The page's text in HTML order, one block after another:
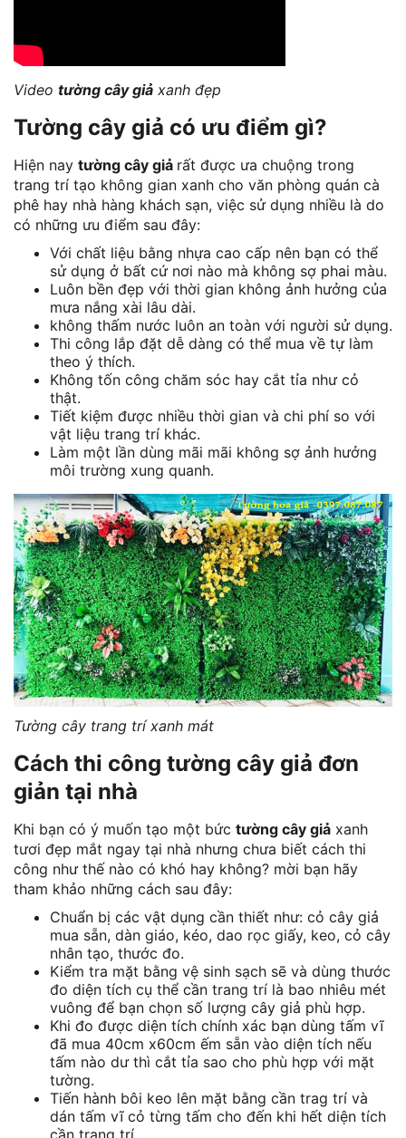
Video tường cây giả xanh đẹp
Tường cây giả có ưu điểm gì?
Hiện nay tường cây giả rất được ưa chuộng trong
trang trí tạo không gian xanh cho văn phòng quán cà
phê hay nhà hàng khách sạn, việc sử dụng nhiều là do
có những ưu điểm sau đây:
Với chất liệu bằng nhựa cao cấp nên bạn có thể
sử dụng ở bất cứ nơi nào mà không sợ phai màu.
Luôn bền đẹp với thời gian không ảnh hưởng của
mưa nắng xài lâu dài.
không thấm nước luôn an toàn với người sử dụng.
Thi công lắp đặt dễ dàng có thể mua về tự làm
theo ý thích.
Không tốn công chăm sóc hay cắt tỉa như cỏ
thật.
Tiết kiệm được nhiều thời gian và chi phí so với
vật liệu trang trí khác.
Làm một lần dùng mãi mãi không sợ ảnh hưởng
môi trường xung quanh.
Tường cây trang trí xanh mát
Cách thi công tường cây giả đơn
giản tại nhà
Khi bạn có ý muốn tạo một bức tường cây giả xanh
tươi đẹp mắt ngay tại nhà nhưng chưa biết cách thi
công như thế nào có khó hay không? mời bạn hãy
tham khảo những cách sau đây:
Chuẩn bị các vật dụng cần thiết như: cỏ cây giả
mua sẵn, dàn giáo, kéo, dao rọc giấy, keo, cỏ cây
nhân tạo, thước đo.
Kiểm tra mặt bằng vệ sinh sạch sẽ và dùng thước
đo diện tích cụ thể cần trang trí là bao nhiêu mét
vuông để bạn chọn số lượng cây giả phù hợp.
Khi đo được diện tích chính xác bạn dùng tấm vĩ
đã mua 40cm x60cm ếm sẵn vào diện tích nếu
tấm nào dư thì cắt tỉa sao cho phù hợp với mặt
tường.
Tiến hành bôi keo lên mặt bằng cần trag trí và
dán tấm vĩ cỏ từng tấm cho đến khi hết diện tích
cần trang trí.